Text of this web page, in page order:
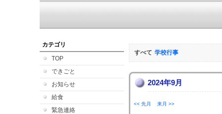
カテゴリ
TOP
できごと
お知らせ
給食
緊急連絡
すべて 学校行事
2024年9月
<< 先月 来月 >>